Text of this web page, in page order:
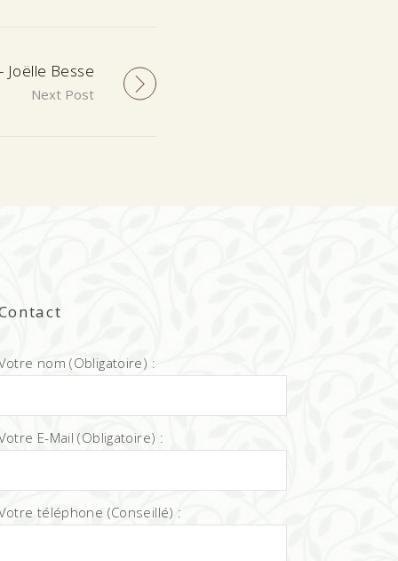
Joëlle Besse
Next Post
nom (Obligatoire) :
E-Mail (Obligatoire) :
téléphone (Conseillé) :